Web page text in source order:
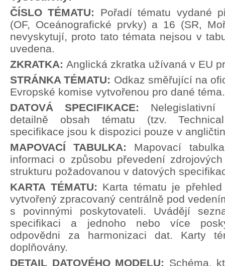
ČÍSLO TÉMATU: Pořadí tématu vydané
(OF, Oceánografické prvky) a 16 (SR,
nevyskytují, proto tato témata nejsou v
uvedena.
ZKRATKA: Anglická zkratka užívaná v EU
STRÁNKA TÉMATU: Odkaz směřující na
Evropské komise vytvořenou pro dané téma.
DATOVÁ SPECIFIKACE:
detailně obsah tématu (tzv.
specifikace jsou k dispozici pouze v
MAPOVACÍ TABULKA: Mapovací
informaci o způsobu převedení
strukturu požadovanou v datových
KARTA TÉMATU: Karta tématu je
vytvořený zpracovaný centrálně pod
s povinnými poskytovateli. Uvádějí
specifikaci a jednoho nebo více
odpovědni za harmonizaci dat. Karty
doplňovány.
DETAIL DATOVÉHO MODELU: Schéma,